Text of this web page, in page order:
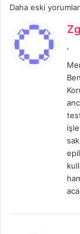
Yorum
Daha eski yorumlar
,